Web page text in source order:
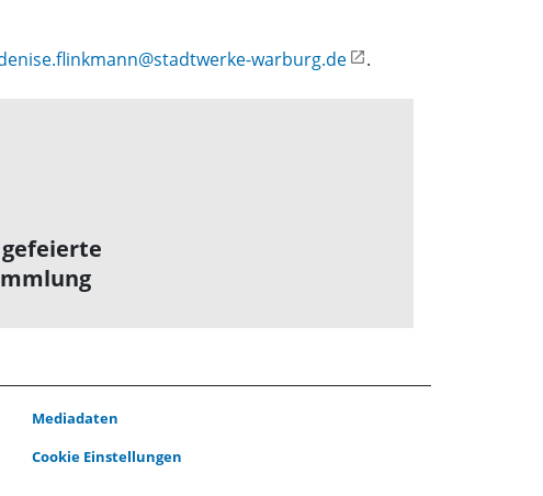
warburg.de .
Mediadaten
Cookie Einstellungen